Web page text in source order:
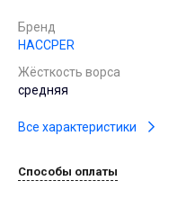
Бренд
HACCPER
Жёсткость ворса
средняя
Все характеристики
Способы оплаты